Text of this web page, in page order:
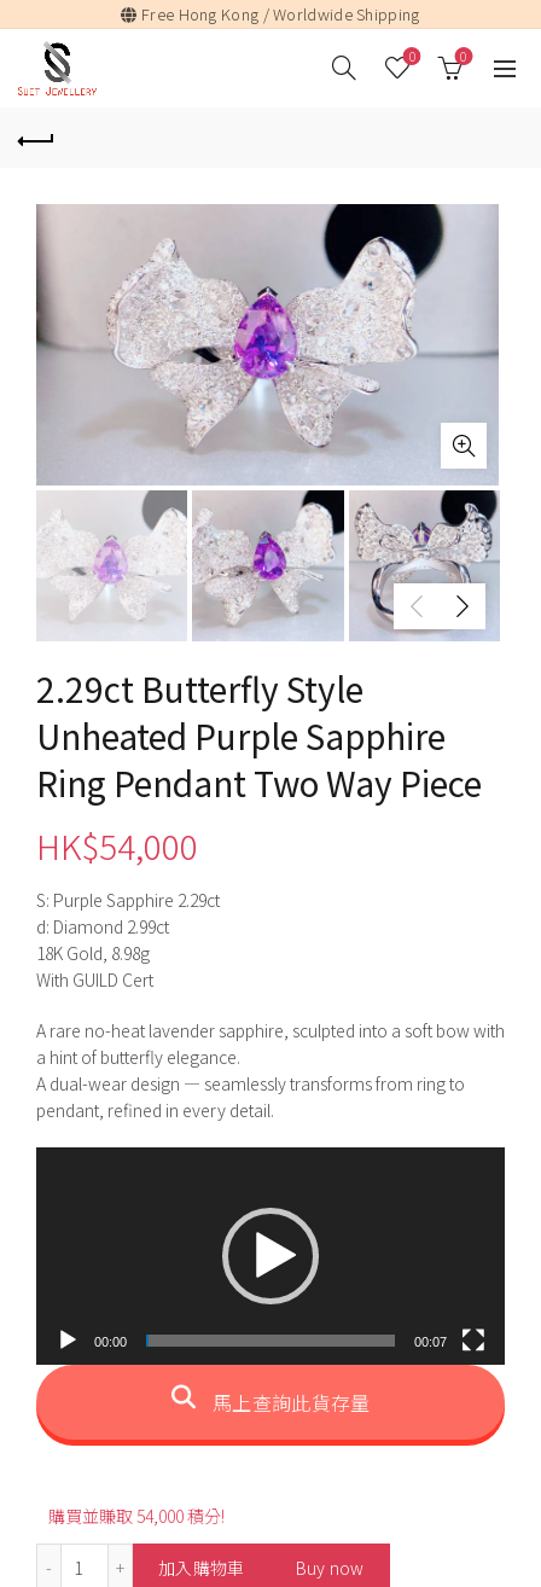
Free Hong Kong / Worldwide Shipping
0 0
2.29ct Butterfly Style
Unheated Purple Sapphire
Ring Pendant Two Way Piece
HK$54,000
S: Purple Sapphire 2.29ct
d: Diamond 2.99ct
18K Gold, 8.98g
With GUILD Cert
A rare no-heat lavender sapphire, sculpted into a soft bow with
a hint of butterfly elegance.
A dual-wear design — seamlessly transforms from ring to
pendant, refined in every detail.
00:00 00:07
馬上查詢此貨存量
購買並賺取 54,000 積分!
2.29ct Butterfly Style Unheated Purple Sapphire Ring
加入購物車 Buy now